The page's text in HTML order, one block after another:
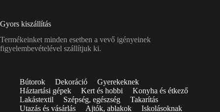
Gyors kiszállítás
Termékeinket minden esetben a vevő igényeinek
figyelembevételével szállítjuk ki.
Bútorok Dekoráció
Gyerekeknek
Háztartási gépek
Kert és hobbi
Konyha és étkező
Lakástextil
Szépség, egészség
Takarítás
Utazás és vásárlás
Ajtók, ablakok Iskolásoknak